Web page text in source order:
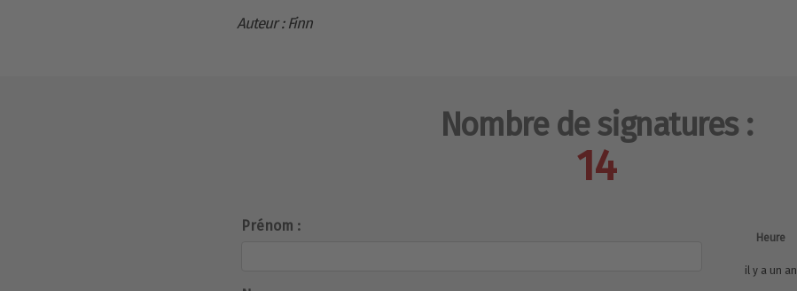
Auteur : Finn
Nombre de signatures :
14
Prénom :
Heure
il y a un an